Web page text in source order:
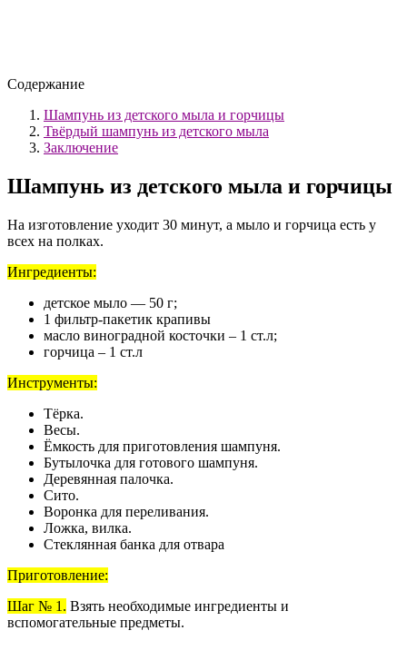
Содержание
Шампунь из детского мыла и горчицы
Твёрдый шампунь из детского мыла
Заключение
Шампунь из детского мыла и горчицы
На изготовление уходит 30 минут, а мыло и горчица есть у
всех на полках.
Ингредиенты:
детское мыло ― 50 г;
1 фильтр-пакетик крапивы
масло виноградной косточки – 1 ст.л;
горчица – 1 ст.л
Инструменты:
Тёрка.
Весы.
Ёмкость для приготовления шампуня.
Бутылочка для готового шампуня.
Деревянная палочка.
Сито.
Воронка для переливания.
Ложка, вилка.
Стеклянная банка для отвара
Приготовление:
Шаг № 1. Взять необходимые ингредиенты и
вспомогательные предметы.